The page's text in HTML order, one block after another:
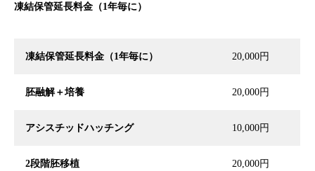
凍結保管延長料金（1年毎に）
凍結保管延長料金（1年毎に） 20,000円
胚融解＋培養 20,000円
アシスチッドハッチング 10,000円
2段階胚移植 20,000円